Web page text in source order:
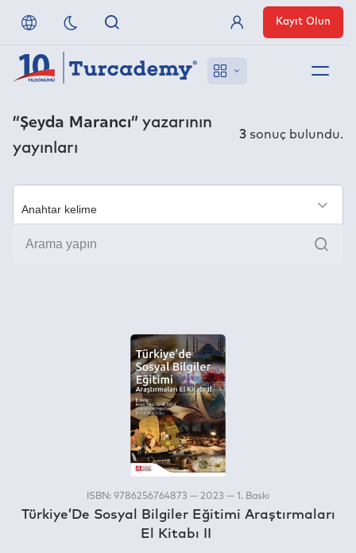
Referanslarımız
Uzaktan Erişim
Nasıl Erişirim
Üye Girişi
Kayıt Olun
“Şeyda Marancı” yazarının
yayınları
3 sonuç bulundu.
Ara
ISBN: 9786256764873 — 2023 — 1. Baskı
Türkiye’De Sosyal Bilgiler Eğitimi Araştırmaları
El Kitabı II